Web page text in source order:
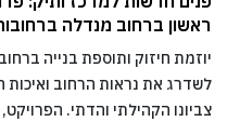
ראשון ברחוב מנדלה
יוזמת חיזוק ותוספת בנייה
לשדרג את נראות הרחוב ואיכות
צביונו הקהילתי והדתי.